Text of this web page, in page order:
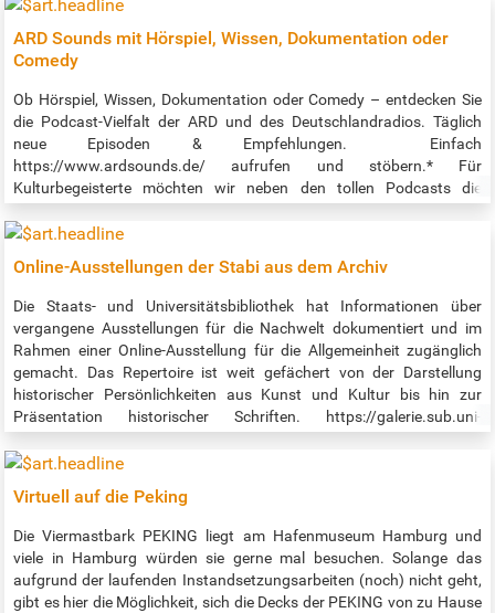
ARD Sounds mit Hörspiel, Wissen, Dokumentation oder
Comedy
Ob Hörspiel, Wissen, Dokumentation oder Comedy – entdecken Sie
die Podcast-Vielfalt der ARD und des Deutschlandradios. Täglich
neue Episoden & Empfehlungen. Einfach
https://www.ardsounds.de/ aufrufen und stöbern.* Für
Kulturbegeisterte möchten wir neben den tollen Podcasts die
Klassiker und auch aktuelles! Hörbücher unter
unter https://www.ardsounds.de/rubrik/hoerspiel-112/ Auch als
app: https://www.ardsounds.de/apps/ *Hieß früher ARD Audiothek,
nun heißt es ARD Sounds.
Online-Ausstellungen der Stabi aus dem Archiv
Die Staats- und Universitätsbibliothek hat Informationen über
vergangene Ausstellungen für die Nachwelt dokumentiert und im
Rahmen einer Online-Ausstellung für die Allgemeinheit zugänglich
gemacht. Das Repertoire ist weit gefächert von der Darstellung
historischer Persönlichkeiten aus Kunst und Kultur bis hin zur
Präsentation historischer Schriften. https://galerie.sub.uni-
Kulturgut Digital" in einer umfangreichen Kollektion von Drucken,
seinen ganz persönlichen Einblick in die Hamburger Geschichte
erhalten. https://digitalisate.sub.uni-hamburg.de
Virtuell auf die Peking
Die Viermastbark PEKING liegt am Hafenmuseum Hamburg und
viele in Hamburg würden sie gerne mal besuchen. Solange das
aufgrund der laufenden Instandsetzungsarbeiten (noch) nicht geht,
gibt es hier die Möglichkeit, sich die Decks der PEKING von zu Hause